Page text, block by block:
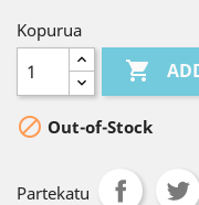
Kopurua

 Out-of-Stock
Partekatu